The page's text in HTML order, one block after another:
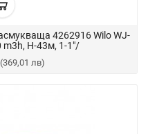
4262916 Wilo WJ-
m3h, Н-43м, 1-1"/
(369,01 лв)